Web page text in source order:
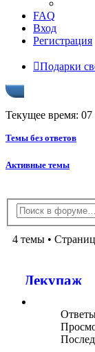
FAQ
Вход
Регистрация
Подарки
Текущее время: 07
Темы без ответов
Активные темы
4 темы •
Декупаж